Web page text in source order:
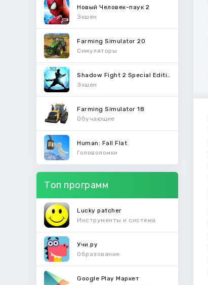
Новый Человек-паук 2
Экшен
Farming Simulator 20
Симуляторы
Экшен
Farming Simulator 18
Обучающие
Human: Fall Flat
Головоломки
Топ программ
Lucky patcher
Инструменты и система
Учи.ру
Образование
Google Play Маркет